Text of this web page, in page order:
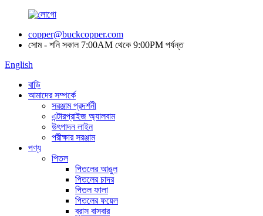
copper@buckcopper.com
সোম - শনি সকাল 7:00AM থেকে 9:00PM পর্যন্ত
English
বাড়ি
আমাদের সম্পর্কে
সরঞ্জাম প্রদর্শনী
এন্টারপ্রাইজ অ্যালবাম
উৎপাদন লাইন
পরীক্ষার সরঞ্জাম
পণ্য
পিতল
পিতলের আঙুল
পিতলের চাদর
পিতল ফালা
পিতলের ফয়েল
ব্রাস বাসবার